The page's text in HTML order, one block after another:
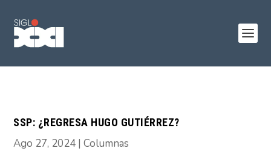
SSP: ¿REGRESA HUGO GUTIÉRREZ?
Ago 27, 2024 |Columnas